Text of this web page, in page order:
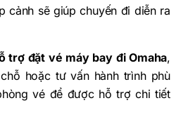
cảnh sẽ giúp chuyến đi diễn ra
trợ đặt vé máy bay đi Omaha,
hoặc tư vấn hành trình phù
vé để được hỗ trợ chi tiết